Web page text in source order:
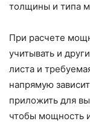
толщины и типа
При расчете
учитывать и
листа и
напрямую
приложить для
чтобы мощность